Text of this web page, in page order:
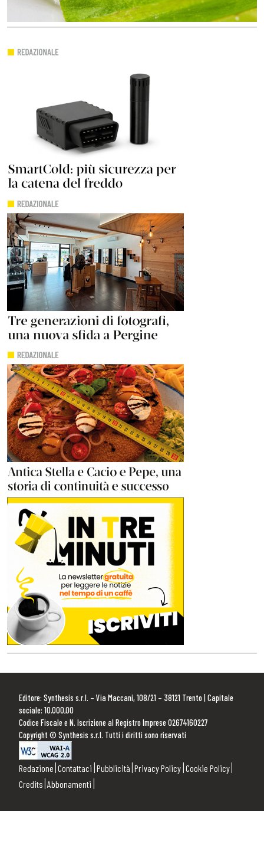
Editore: Synthesis s.r.l. – Via Maccani, 108/21 – 38121 Trento | Capitale
sociale: 10.000,00
Codice Fiscale e N. Iscrizione al Registro Imprese 02674160227
Copyright © Synthesis s.r.l. Tutti i diritti sono riservati
Redazione Contattaci Pubblicità Privacy Policy Cookie Policy
Credits Abbonamenti